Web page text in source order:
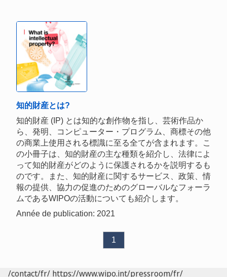
知的財産とは?
知的財産 (IP) とは知的な創作物を指し、芸術作品か
ら、発明、コンピューター・プログラム、商標その他
の商業上使用される標識に至る全てが含まれます。こ
の小冊子は、知的財産の主な種類を紹介し、法律によ
って知的財産がどのように保護されるかを説明するも
のです。また、知的財産に関するサービス、政策、情
報の提供、協力の促進のためのグローバルなフォーラ
ムであるWIPOの活動についても紹介します。
Année de publication: 2021
1
/contact/fr/ https://www.wipo.int/pressroom/fr/